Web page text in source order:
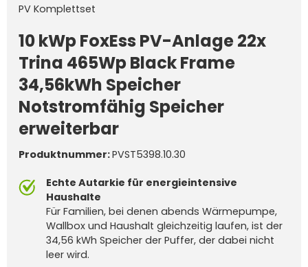
PV Komplettset
10 kWp FoxEss PV-Anlage 22x
Trina 465Wp Black Frame
34,56kWh Speicher
Notstromfähig Speicher
erweiterbar
Produktnummer:PVST5398.10.30
Echte Autarkie für energieintensive
Haushalte
Für Familien, bei denen abends Wärmepumpe,
Wallbox und Haushalt gleichzeitig laufen, ist der
34,56 kWh Speicher der Puffer, der dabei nicht
leer wird.